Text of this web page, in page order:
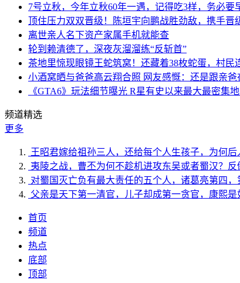
7号立秋，今年立秋60年一遇，记得吃3样，务必要
顶住压力双双晋级！陈垣宇向鹏战胜劲敌，携手晋
离世亲人名下资产家属手机就能查
轮到赖清德了，深夜灰溜溜练“反斩首”
茶地里惊现眼镜王蛇筑窝！还藏着38枚蛇蛋，村民
小酒窝晒与爸爸高云翔合照 网友感慨：还是跟亲爸
《GTA6》玩法细节曝光 R星有史以来最大最密集地
频道精选
更多
王昭君嫁给祖孙三人，还给每个人生孩子，为何后
夷陵之战，曹丕为何不趁机进攻东吴或者蜀汉？反
对蜀国灭亡负有最大责任的五个人，诸葛亮第四，
父亲是天下第一清官，儿子却成第一贪官，康熙是
首页
频道
热点
底部
顶部